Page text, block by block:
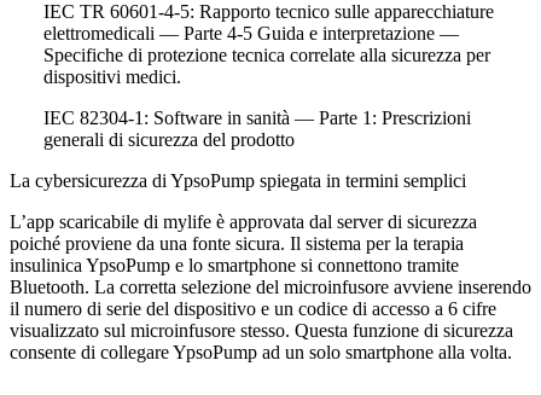
IEC TR 60601-4-5: Rapporto tecnico sulle apparecchiature
elettromedicali — Parte 4-5 Guida e interpretazione —
Specifiche di protezione tecnica correlate alla sicurezza per
dispositivi medici.
IEC 82304-1: Software in sanità — Parte 1: Prescrizioni
generali di sicurezza del prodotto
La cybersicurezza di YpsoPump spiegata in termini semplici
L’app scaricabile di mylife è approvata dal server di sicurezza
poiché proviene da una fonte sicura. Il sistema per la terapia
insulinica YpsoPump e lo smartphone si connettono tramite
Bluetooth. La corretta selezione del microinfusore avviene inserendo
il numero di serie del dispositivo e un codice di accesso a 6 cifre
visualizzato sul microinfusore stesso. Questa funzione di sicurezza
consente di collegare YpsoPump ad un solo smartphone alla volta.